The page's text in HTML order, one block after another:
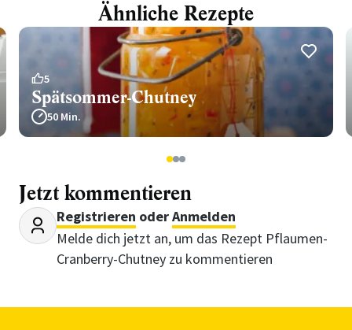
Ähnliche Rezepte
5
Spätsommer-Chutney
50 Min.
123
Jetzt kommentieren
Registrieren oderAnmelden
Melde dich jetzt an, um das Rezept Pflaumen-
Cranberry-Chutney zu kommentieren